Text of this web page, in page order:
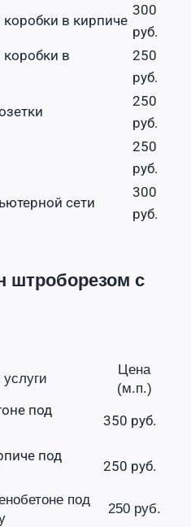
в кирпиче
300
руб.
коробки в
250
руб.
250
руб.
250
руб.
сети
300
руб.
штроборезом с
Цена
(м.п.)
под
350 руб.
под
250 руб.
под
250 руб.